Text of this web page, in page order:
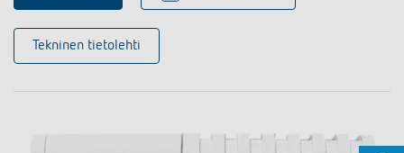
Tekninen tietolehti